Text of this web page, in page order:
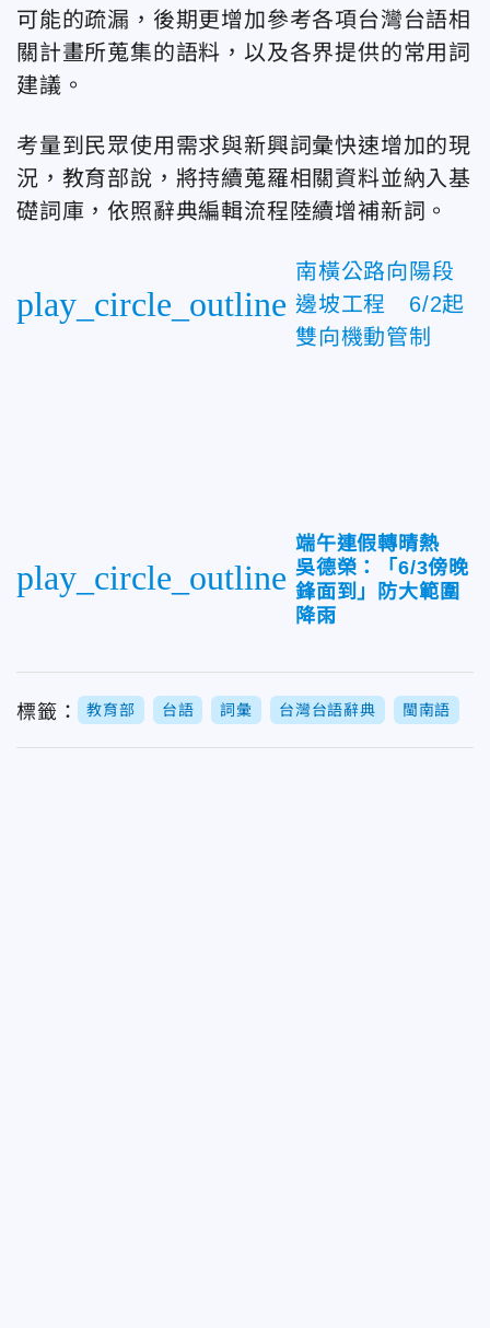
可能的疏漏，後期更增加參考各項台灣台語相
關計畫所蒐集的語料，以及各界提供的常用詞
建議。
考量到民眾使用需求與新興詞彙快速增加的現
況，教育部說，將持續蒐羅相關資料並納入基
礎詞庫，依照辭典編輯流程陸續增補新詞。
play_circle_outline
南橫公路向陽段
邊坡工程 6/2起
雙向機動管制
play_circle_outline
端午連假轉晴熱
吳德榮：「6/3傍晚
鋒面到」防大範圍
降雨
標籤： 教育部 台語 詞彙 台灣台語辭典 閩南語